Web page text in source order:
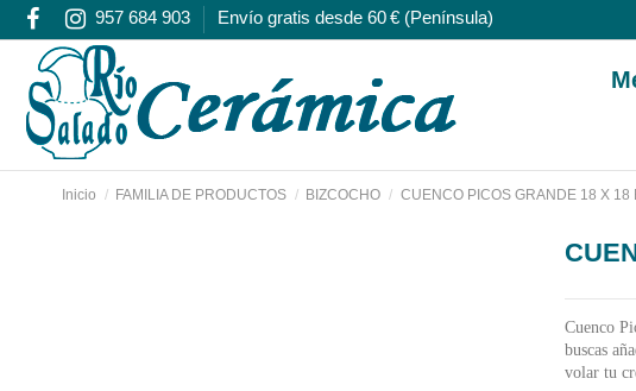
957 684 903 Envío gratis desde 60 € (Península)
Inicio FAMILIA DE PRODUCTOS BIZCOCHO CUENCO PICOS GRANDE 18 X 18
Cuenco
buscas
volar tu